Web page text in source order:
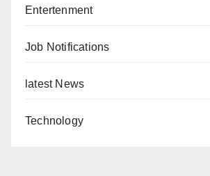
Entertenment
Job Notifications
latest News
Technology